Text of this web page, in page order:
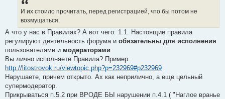
И их стоило прочитать, перед регистрацией, что бы потом не
возмущаться.
А что у нас в Правилах? А вот чего: 1.1. Настоящие правила
регулируют деятельность форума и обязательны для исполнения
пользователями и модераторами
Вы лично исполняете Правила? Пример:
http://litostrovok.ru/viewtopic.php?p=232969#p232969
Нарушаете, причем открыто. Ах как неприлично, а еще цельный
супермодератор.
Прикрываться п.5.2 при ВРОДЕ БЫ нарушении п.4.1 ( "Наглое вранье